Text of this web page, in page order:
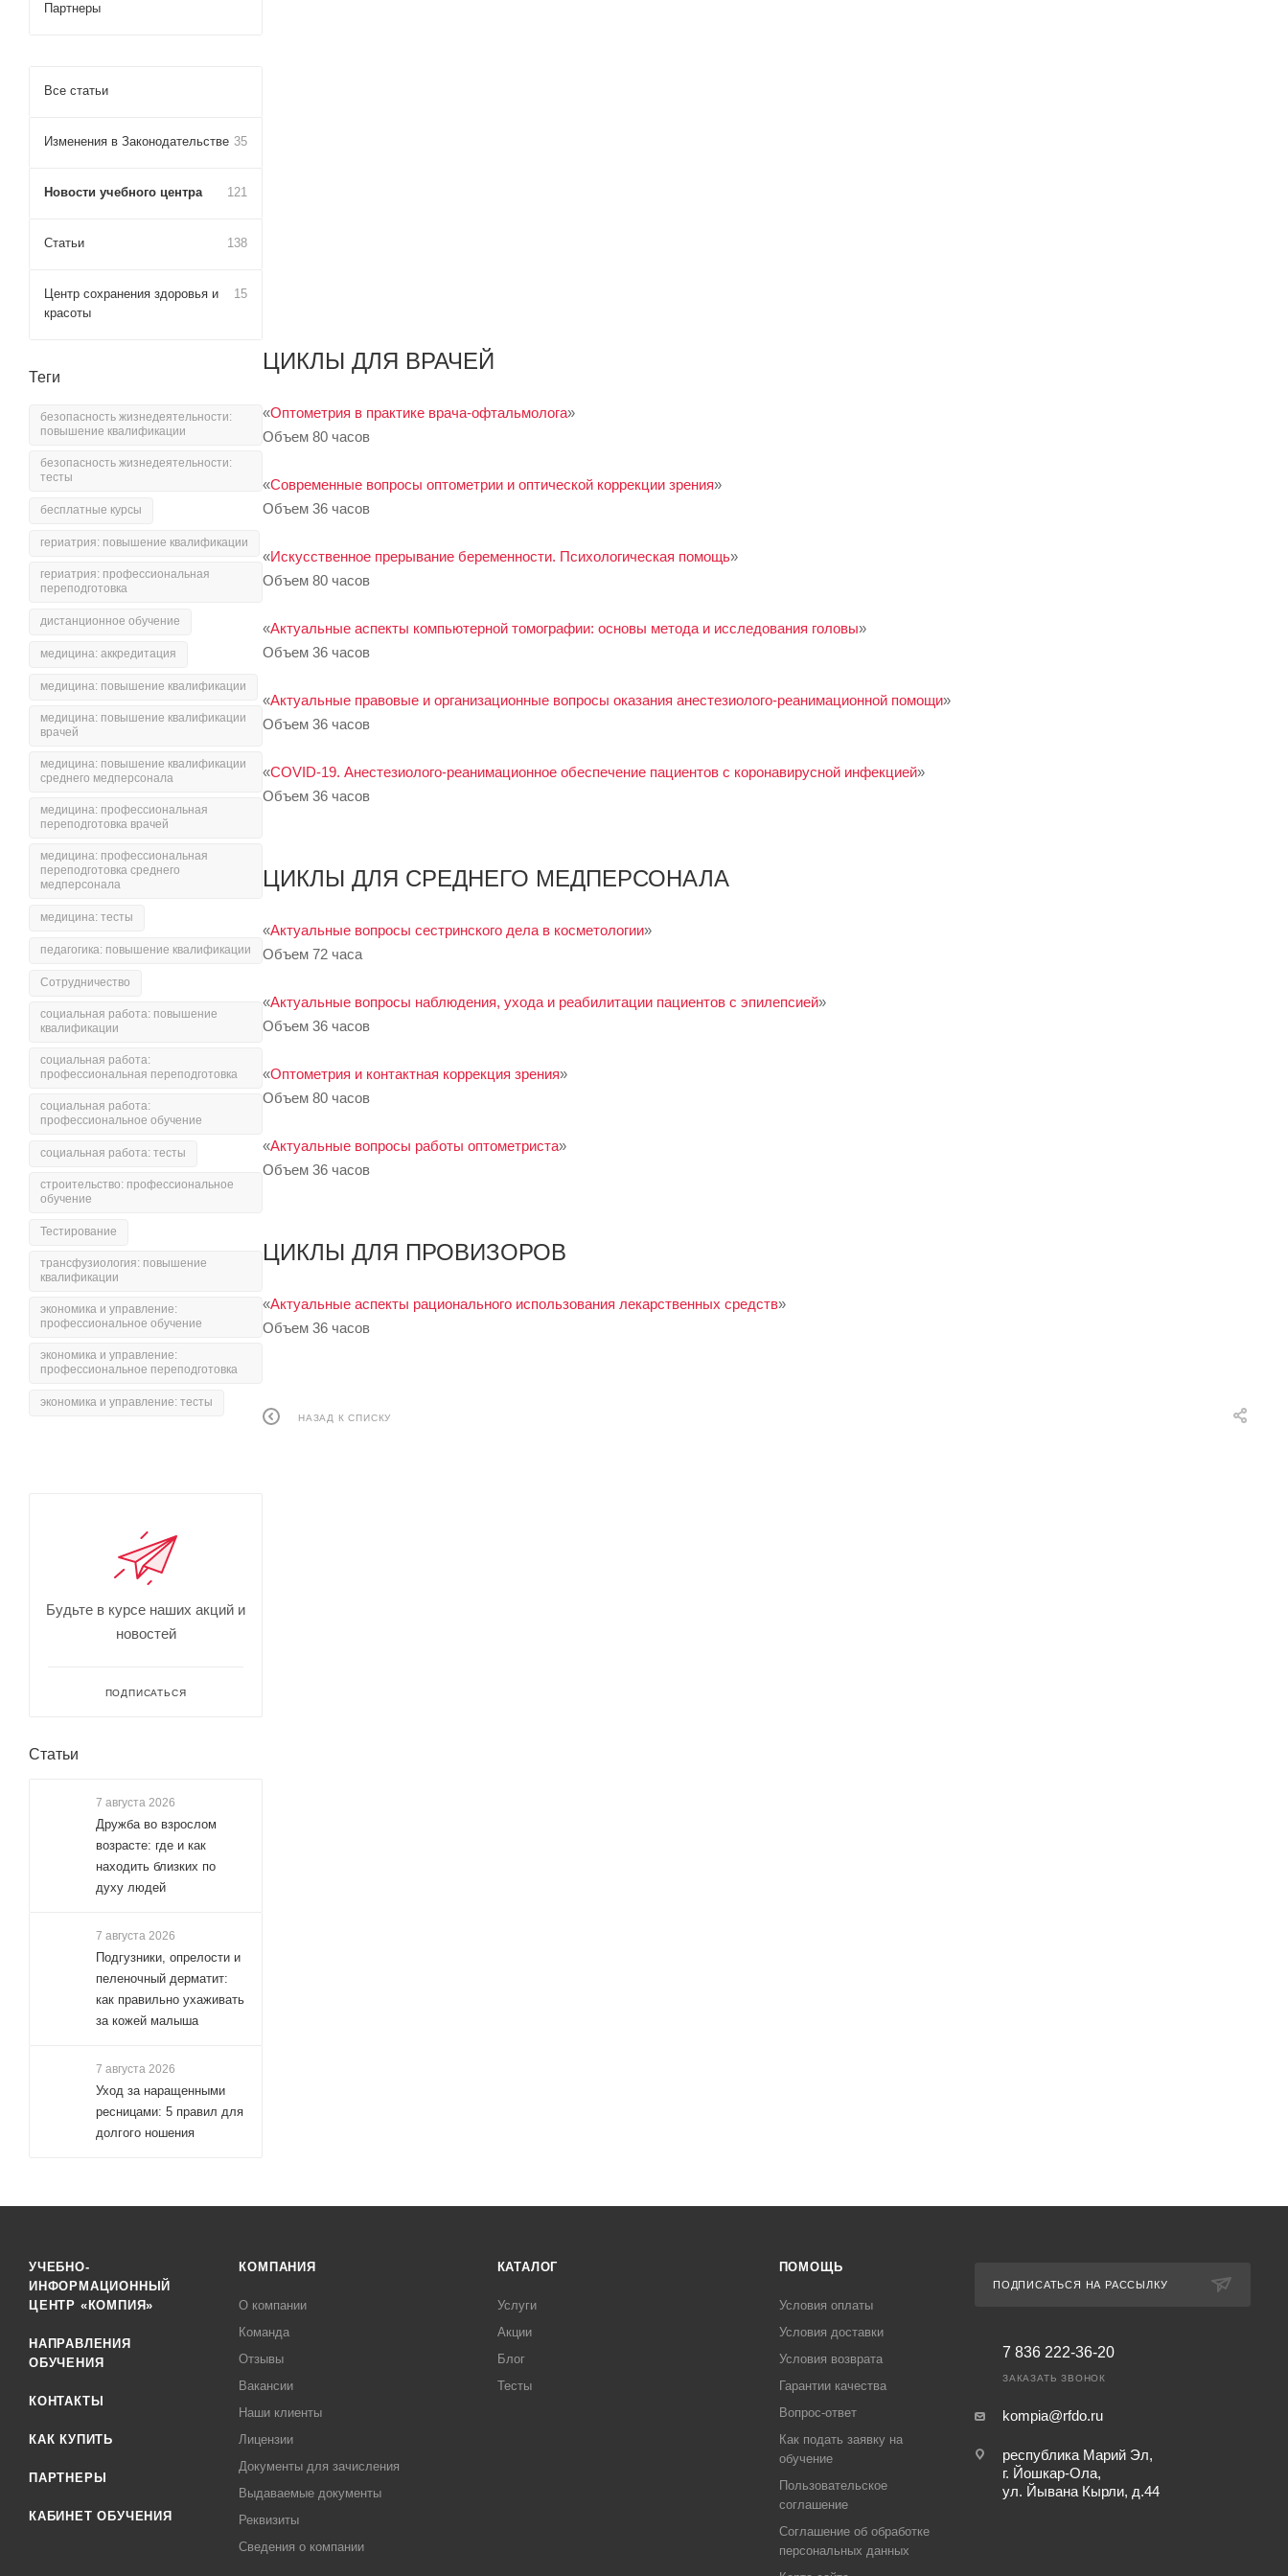
ЦИКЛЫ ДЛЯ ВРАЧЕЙ
«Оптометрия в практике врача-офтальмолога»
Объем 80 часов
«Современные вопросы оптометрии и оптической коррекции зрения»
Объем 36 часов
«Искусственное прерывание беременности. Психологическая помощь»
Объем 80 часов
«Актуальные аспекты компьютерной томографии: основы метода и исследования головы»
Объем 36 часов
«Актуальные правовые и организационные вопросы оказания анестезиолого-реанимационной помощи»
Объем 36 часов
«COVID-19. Анестезиолого-реанимационное обеспечение пациентов с коронавирусной инфекцией»
Объем 36 часов
ЦИКЛЫ ДЛЯ СРЕДНЕГО МЕДПЕРСОНАЛА
«Актуальные вопросы сестринского дела в косметологии»
Объем 72 часа
«Актуальные вопросы наблюдения, ухода и реабилитации пациентов с эпилепсией»
Объем 36 часов
«Оптометрия и контактная коррекция зрения»
Объем 80 часов
«Актуальные вопросы работы оптометриста»
Объем 36 часов
ЦИКЛЫ ДЛЯ ПРОВИЗОРОВ
«Актуальные аспекты рационального использования лекарственных средств»
Объем 36 часов
НАЗАД К СПИСКУ
Партнеры
Все статьи
Изменения в Законодательстве 35
Новости учебного центра 121
Статьи 138
Центр сохранения здоровья и
красоты
15
Теги
безопасность жизнедеятельности:
повышение квалификации
безопасность жизнедеятельности:
тесты
бесплатные курсы
гериатрия: повышение квалификации
гериатрия: профессиональная
переподготовка
дистанционное обучение
медицина: аккредитация
медицина: повышение квалификации
медицина: повышение квалификации
врачей
медицина: повышение квалификации
среднего медперсонала
медицина: профессиональная
переподготовка врачей
медицина: профессиональная
переподготовка среднего
медперсонала
медицина: тесты
педагогика: повышение квалификации
Сотрудничество
социальная работа: повышение
квалификации
социальная работа:
профессиональная переподготовка
социальная работа:
профессиональное обучение
социальная работа: тесты
строительство: профессиональное
обучение
Тестирование
трансфузиология: повышение
квалификации
экономика и управление:
профессиональное обучение
экономика и управление:
профессиональное переподготовка
экономика и управление: тесты
Будьте в курсе наших акций и
новостей
ПОДПИСАТЬСЯ
Статьи
7 августа 2026
Дружба во взрослом
возрасте: где и как
находить близких по
духу людей
7 августа 2026
Подгузники, опрелости и
пеленочный дерматит:
как правильно ухаживать
за кожей малыша
7 августа 2026
Уход за наращенными
ресницами: 5 правил для
долгого ношения
УЧЕБНО-
ИНФОРМАЦИОННЫЙ
ЦЕНТР «КОМПИЯ»
НАПРАВЛЕНИЯ
ОБУЧЕНИЯ
КОНТАКТЫ
КАК КУПИТЬ
ПАРТНЕРЫ
КАБИНЕТ ОБУЧЕНИЯ
КОМПАНИЯ
О компании
Команда
Отзывы
Вакансии
Наши клиенты
Лицензии
Документы для зачисления
Выдаваемые документы
Реквизиты
Сведения о компании
КАТАЛОГ
Услуги
Акции
Блог
Тесты
ПОМОЩЬ
Условия оплаты
Условия доставки
Условия возврата
Гарантии качества
Вопрос-ответ
Как подать заявку на
обучение
Пользовательское
соглашение
Соглашение об обработке
персональных данных
ПОДПИСАТЬСЯ НА РАССЫЛКУ
7 836 222-36-20
ЗАКАЗАТЬ ЗВОНОК
kompia@rfdo.ru
республика Марий Эл,
г. Йошкар-Ола,
ул. Йывана Кырли, д.44